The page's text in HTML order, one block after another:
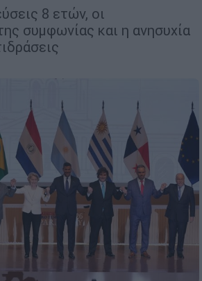
8 ετών, οι
συμφωνίας και η ανησυχία